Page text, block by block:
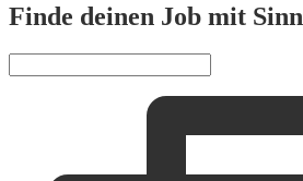
Finde deinen Job mit Sinn